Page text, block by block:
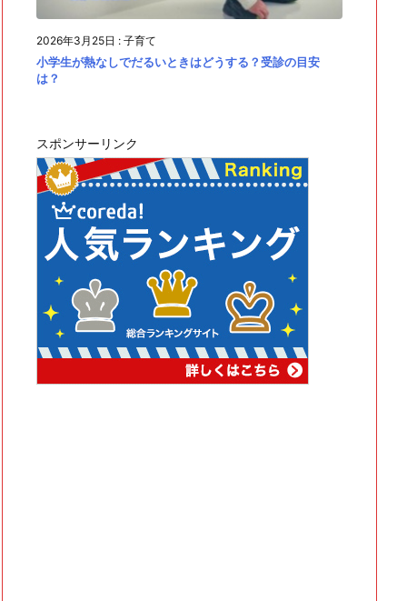
2026年3月25日 : 子育て
小学生が熱なしでだるいときはどうする？受診の目安
は？
スポンサーリンク